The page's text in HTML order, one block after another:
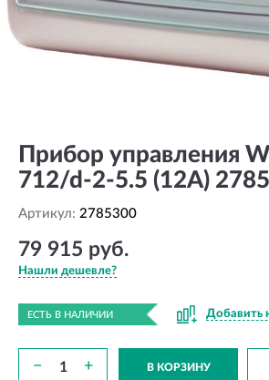
Прибор управления
712/d-2-5.5 (12A)
Артикул: 2785300
79 915 руб.
Нашли дешевле?
ЕСТЬ В НАЛИЧИИ Добавить
− + В КОРЗИНУ